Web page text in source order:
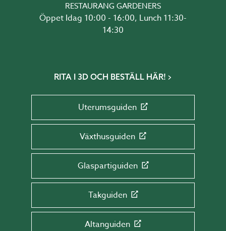
RESTAURANG GARDENERS
Öppet Idag 10:00 - 16:00, Lunch 11:30-
14:30
RITA I 3D OCH BESTÄLL HÄR!
Uterumsguiden
Växthusguiden
Glaspartiguiden
Takguiden
Altanguiden